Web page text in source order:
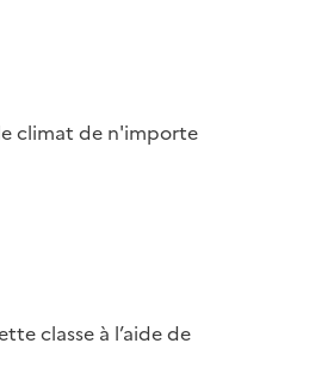
climat de n'importe
classe à l’aide de